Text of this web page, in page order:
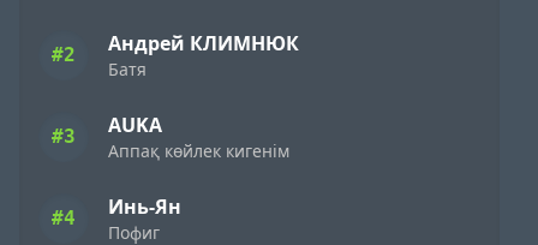
#2 Андрей КЛИМНЮК
Батя
#3 AUKA
Аппақ көйлек кигенім
#4 Инь-Ян
Пофиг